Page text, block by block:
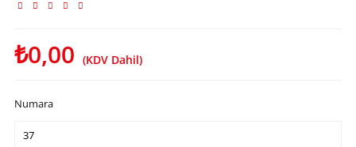
₺0,00 (KDV Dahil)
Numara